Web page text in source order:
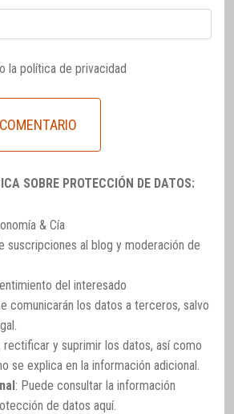
la política de privacidad
SOBRE PROTECCIÓN DE DATOS:
& Cía
suscripciones al blog y moderación de
del interesado
comunicarán los datos a terceros, salvo
rectificar y suprimir los datos, así como
se explica en la información adicional.
: Puede consultar la información
de datos aquí.